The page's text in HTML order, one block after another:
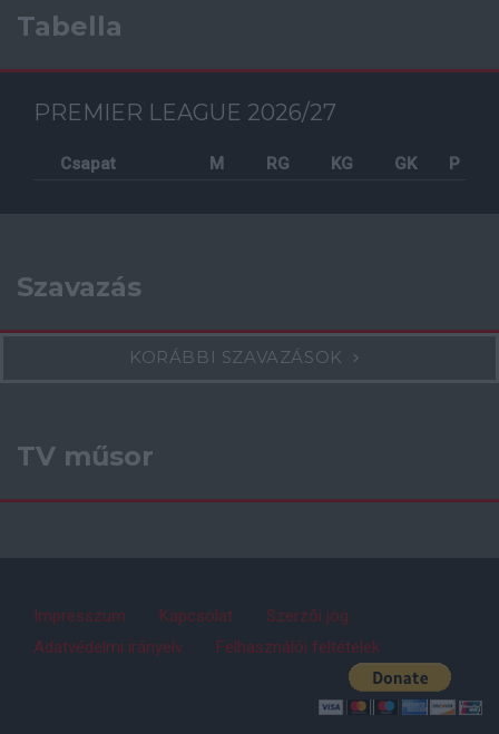
Tabella
PREMIER LEAGUE 2026/27
Csapat M RG KG GK P
Szavazás
KORÁBBI SZAVAZÁSOK
TV műsor
Impresszum Kapcsolat
Szerzői jog
Adatvédelmi irányelv
Felhasználói feltételek